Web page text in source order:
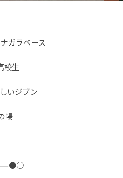
ガラベース
校生
いジブン
場